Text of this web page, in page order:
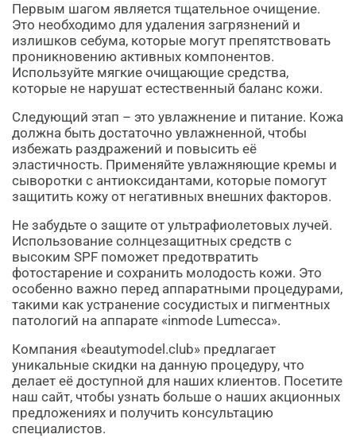
Первым шагом является тщательное очищение.
Это необходимо для удаления загрязнений и
излишков себума, которые могут препятствовать
проникновению активных компонентов.
Используйте мягкие очищающие средства,
которые не нарушат естественный баланс кожи.
Следующий этап – это увлажнение и питание. Кожа
должна быть достаточно увлажненной, чтобы
избежать раздражений и повысить её
эластичность. Применяйте увлажняющие кремы и
сыворотки с антиоксидантами, которые помогут
защитить кожу от негативных внешних факторов.
Не забудьте о защите от ультрафиолетовых лучей.
Использование солнцезащитных средств с
высоким SPF поможет предотвратить
фотостарение и сохранить молодость кожи. Это
особенно важно перед аппаратными процедурами,
такими как устранение сосудистых и пигментных
патологий на аппарате «inmode Lumecca».
Компания «beautymodel.club» предлагает
уникальные скидки на данную процедуру, что
делает её доступной для наших клиентов. Посетите
наш сайт, чтобы узнать больше о наших акционных
предложениях и получить консультацию
специалистов.